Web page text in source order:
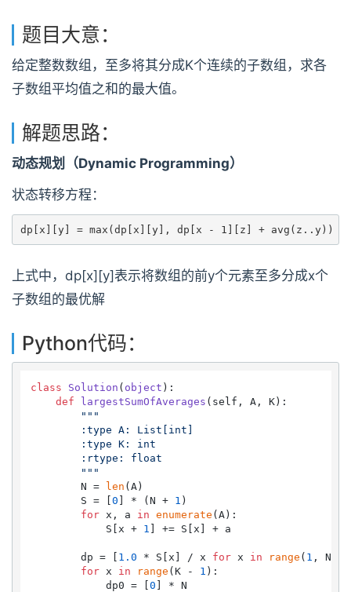
题目大意：
给定整数数组，至多将其分成K个连续的子数组，求各
子数组平均值之和的最大值。
解题思路：
动态规划（Dynamic Programming）
状态转移方程：
dp[x][y] = max(dp[x][y], dp[x - 1][z] + avg(z..y))
上式中，dp[x][y]表示将数组的前y个元素至多分成x个
子数组的最优解
Python代码：
class Solution ( object ):
def
largestSumOfAverages ( self, A, K):
"""
        :type A: List[int]
        :type K: int
        :rtype: float
        """
        N =
len (A)
        S = [
0 ] * (N + 1 )
for x, a in enumerate (A):
            S[x +
1 ] += S[x] + a
        dp = [
1.0 * S[x] / x for x in range ( 1 , N +
for x in range (K - 1 ):
            dp0 = [
0 ] * N